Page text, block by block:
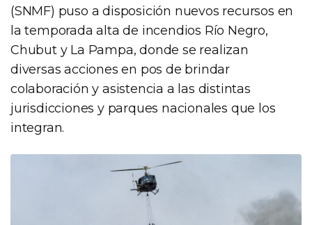
(SNMF) puso a disposición nuevos recursos en
la temporada alta de incendios Río Negro,
Chubut y La Pampa, donde se realizan
diversas acciones en pos de brindar
colaboración y asistencia a las distintas
jurisdicciones y parques nacionales que los
integran.